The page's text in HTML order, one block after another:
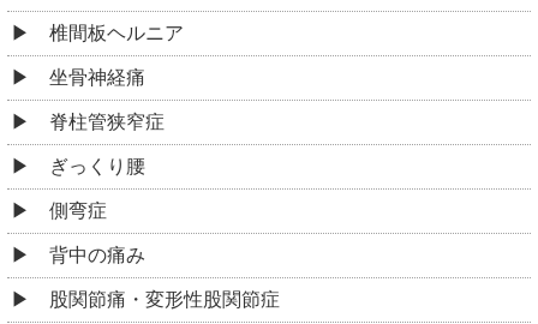
椎間板ヘルニア
坐骨神経痛
脊柱管狭窄症
ぎっくり腰
側弯症
背中の痛み
股関節痛・変形性股関節症